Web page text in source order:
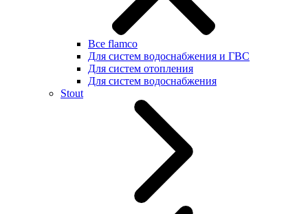
Все flamco
Для систем водоснабжения и ГВС
Для систем отопления
Для систем водоснабжения
Stout